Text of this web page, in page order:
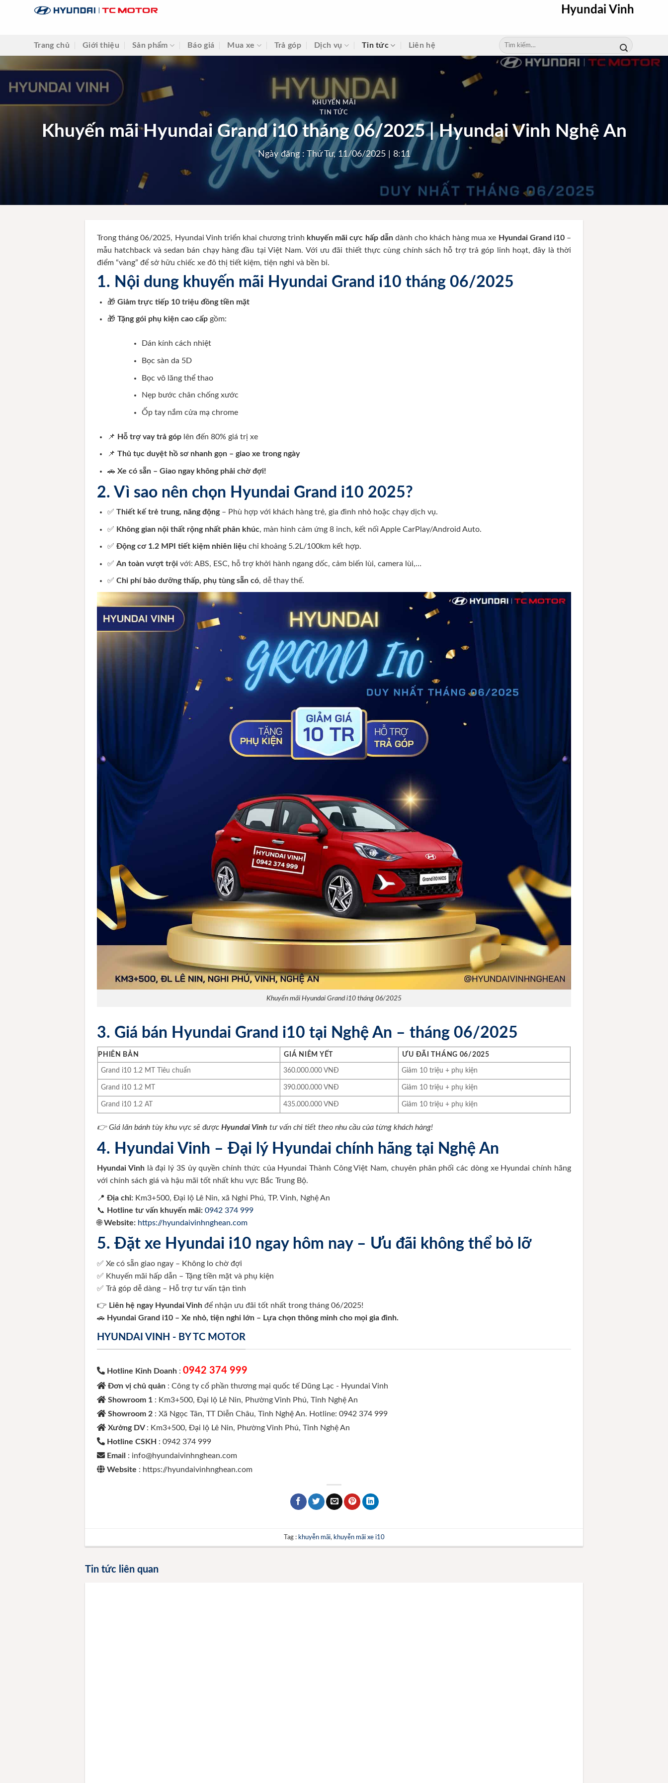
Hyundai Vinh
Trang chủ Giới thiệu Sản phẩm Báo giá Mua xe Trả góp Dịch vụ Tin tức Liên hệ
Tìm
kiếm:
KHUYẾN MÃI
TIN TỨC
Khuyến mãi Hyundai Grand i10 tháng 06/2025 | Hyundai Vinh Nghệ An
Ngày đăng : Thứ Tư, 11/06/2025 | 8:11
Trong tháng 06/2025, Hyundai Vinh triển khai chương trình khuyến mãi cực hấp dẫndành cho khách hàng mua xe Hyundai Grand i10–
mẫu hatchback và sedan bán chạy hàng đầu tại Việt Nam. Với ưu đãi thiết thực cùng chính sách hỗ trợ trả góp linh hoạt, đây là thời
điểm “vàng” để sở hữu chiếc xe đô thị tiết kiệm, tiện nghi và bền bỉ.
1. Nội dung khuyến mãi Hyundai Grand i10 tháng 06/2025
🎁 Giảm trực tiếp 10 triệu đồng tiền mặt
🎁 Tặng gói phụ kiện cao cấpgồm:
Dán kính cách nhiệt
Bọc sàn da 5D
Bọc vô lăng thể thao
Nẹp bước chân chống xước
Ốp tay nắm cửa mạ chrome
📌 Hỗ trợ vay trả góplên đến 80% giá trị xe
📌 Thủ tục duyệt hồ sơ nhanh gọn – giao xe trong ngày
🚗 Xe có sẵn – Giao ngay không phải chờ đợi!
2. Vì sao nên chọn Hyundai Grand i10 2025?
✅ Thiết kế trẻ trung, năng động– Phù hợp với khách hàng trẻ, gia đình nhỏ hoặc chạy dịch vụ.
✅ Không gian nội thất rộng nhất phân khúc, màn hình cảm ứng 8 inch, kết nối Apple CarPlay/Android Auto.
✅ Động cơ 1.2 MPI tiết kiệm nhiên liệu chỉ khoảng 5.2L/100km kết hợp.
✅ An toàn vượt trộivới: ABS, ESC, hỗ trợ khởi hành ngang dốc, cảm biến lùi, camera lùi,…
✅ Chi phí bảo dưỡng thấp, phụ tùng sẵn có, dễ thay thế.
Khuyến mãi Hyundai Grand i10 tháng 06/2025
3. Giá bán Hyundai Grand i10 tại Nghệ An – tháng 06/2025
PHIÊN BẢN GIÁ NIÊM YẾT ƯU ĐÃI THÁNG 06/2025
Grand i10 1.2 MT Tiêu chuẩn 360.000.000 VNĐ Giảm 10 triệu + phụ kiện
Grand i10 1.2 MT 390.000.000 VNĐ Giảm 10 triệu + phụ kiện
Grand i10 1.2 AT 435.000.000 VNĐ Giảm 10 triệu + phụ kiện
👉 Giá lăn bánh tùy khu vực sẽ đượcHyundai Vinh tư vấn chi tiết theo nhu cầu của từng khách hàng!
4. Hyundai Vinh – Đại lý Hyundai chính hãng tại Nghệ An
Hyundai Vinhlà đại lý 3S ủy quyền chính thức của Hyundai Thành Công Việt Nam, chuyên phân phối các dòng xe Hyundai chính hãng
với chính sách giá và hậu mãi tốt nhất khu vực Bắc Trung Bộ.
📍Địa chỉ: Km3+500, Đại lộ Lê Nin, xã Nghi Phú, TP. Vinh, Nghệ An
📞 Hotline tư vấn khuyến mãi: 0942 374 999
🌐Website: https://hyundaivinhnghean.com
5. Đặt xe Hyundai i10 ngay hôm nay – Ưu đãi không thể bỏ lỡ
✅ Xe có sẵn giao ngay – Không lo chờ đợi
✅ Khuyến mãi hấp dẫn – Tặng tiền mặt và phụ kiện
✅ Trả góp dễ dàng – Hỗ trợ tư vấn tận tình
👉 Liên hệ ngay Hyundai Vinh để nhận ưu đãi tốt nhất trong tháng 06/2025!
🚗 Hyundai Grand i10 – Xe nhỏ, tiện nghi lớn – Lựa chọn thông minh cho mọi gia đình.
HYUNDAI VINH - BY TC MOTOR
Hotline Kinh Doanh :0942 374 999
Đơn vị chủ quản : Công ty cổ phần thương mại quốc tế Dũng Lạc - Hyundai Vinh
Showroom 1 : Km3+500, Đại lộ Lê Nin, Phường Vinh Phú, Tỉnh Nghệ An
Showroom 2 : Xã Ngọc Tân, TT Diễn Châu, Tỉnh Nghệ An. Hotline: 0942 374 999
Xưởng DV : Km3+500, Đại lộ Lê Nin, Phường Vinh Phú, Tỉnh Nghệ An
Hotline CSKH : 0942 374 999
Email : info@hyundaivinhnghean.com
Website : https://hyundaivinhnghean.com
Tag : khuyễn mãi, khuyễn mãi xe i10
Tin tức liên quan